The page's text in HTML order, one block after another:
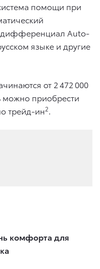
помощи при
Auto-
языке и другие
от 2 472 000
можно приобрести
трейд-ин2.
комфорта для